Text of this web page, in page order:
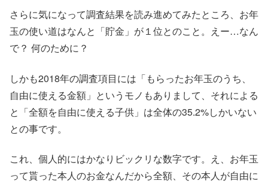
さらに気になって調査結果を読み進めてみたところ、お年
玉の使い道はなんと「貯金」が１位とのこと。えー…なん
で？ 何のために？
しかも2018年の調査項目には「もらったお年玉のうち、
自由に使える金額」というモノもありまして、それによる
と「全額を自由に使える子供」は全体の35.2%しかいない
との事です。
これ、個人的にはかなりビックリな数字です。え、お年玉
って貰った本人のお金なんだから全額、その本人が自由に